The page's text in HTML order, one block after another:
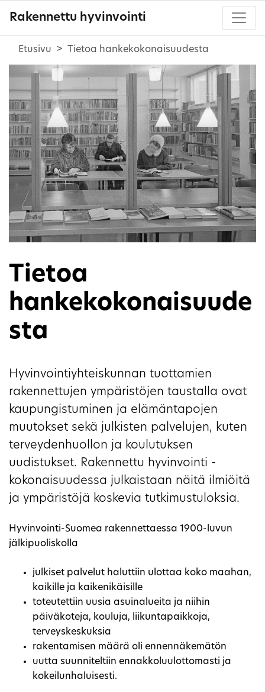
Rakennettu hyvinvointi
Etusivu Tietoa hankekokonaisuudesta
Tietoa
hankekokonaisuude
sta
Hyvinvointiyhteiskunnan tuottamien
rakennettujen ympäristöjen taustalla ovat
kaupungistuminen ja elämäntapojen
muutokset sekä julkisten palvelujen, kuten
terveydenhuollon ja koulutuksen
uudistukset. Rakennettu hyvinvointi -
kokonaisuudessa julkaistaan näitä ilmiöitä
ja ympäristöjä koskevia tutkimustuloksia.
Hyvinvointi-Suomea rakennettaessa 1900-luvun
jälkipuoliskolla
julkiset palvelut haluttiin ulottaa koko maahan,
kaikille ja kaikenikäisille
toteutettiin uusia asuinalueita ja niihin
päiväkoteja, kouluja, liikuntapaikkoja,
terveyskeskuksia
rakentamisen määrä oli ennennäkemätön
uutta suunniteltiin ennakkoluulottomasti ja
kokeilunhaluisesti.